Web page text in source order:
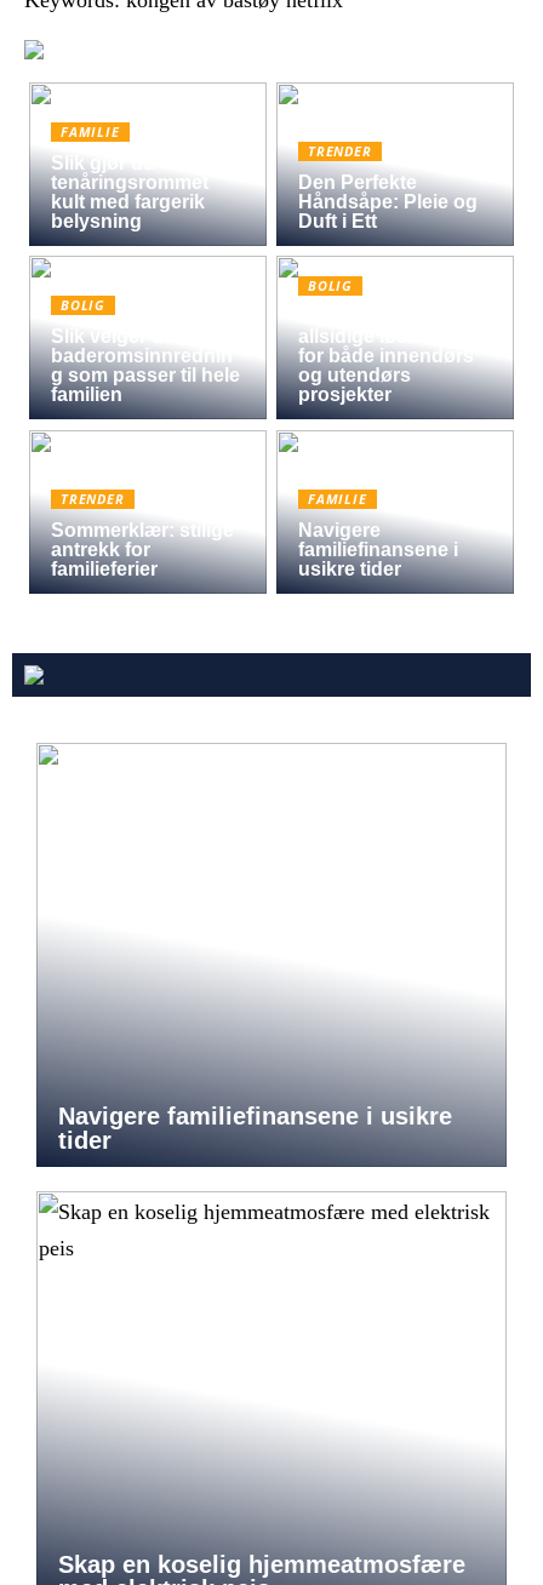
FAMILIE
Slik gjør du
tenåringsrommet
kult med fargerik
belysning
TRENDER
Den Perfekte
Håndsåpe: Pleie og
Duft i Ett
BOLIG
Slik velger du
baderomsinnrednin
g som passer til hele
familien
BOLIG
allsidige løsningen
for både innendørs
og utendørs
prosjekter
TRENDER
Sommerklær: stilige
antrekk for
familieferier
FAMILIE
Navigere
familiefinansene i
usikre tider
Navigere familiefinansene i usikre
tider
Skap en koselig hjemmeatmosfære